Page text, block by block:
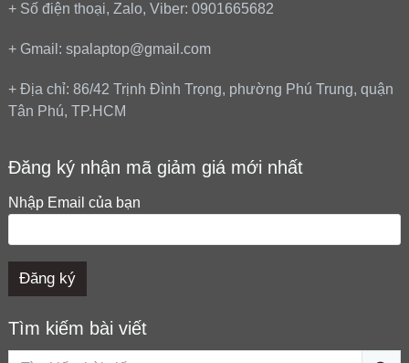
+ Số điện thoại, Zalo, Viber: 0901665682
+ Gmail: spalaptop@gmail.com
+ Địa chỉ: 86/42 Trịnh Đình Trọng, phường Phú Trung, quận
Tân Phú, TP.HCM
Đăng ký nhận mã giảm giá mới nhất
Nhập Email của bạn
Tìm kiếm bài viết